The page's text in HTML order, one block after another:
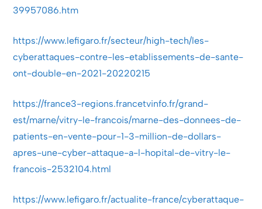
39957086.htm
https://www.lefigaro.fr/secteur/high-tech/les-
cyberattaques-contre-les-etablissements-de-sante-
ont-double-en-2021-20220215
https://france3-regions.francetvinfo.fr/grand-
est/marne/vitry-le-francois/marne-des-donnees-de-
patients-en-vente-pour-1-3-million-de-dollars-
apres-une-cyber-attaque-a-l-hopital-de-vitry-le-
francois-2532104.html
https://www.lefigaro.fr/actualite-france/cyberattaque-